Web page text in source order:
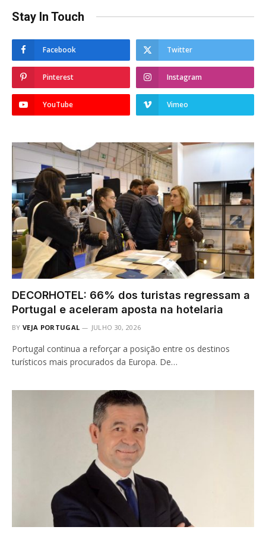
Stay In Touch
Facebook Twitter
Pinterest Instagram
YouTube Vimeo
DECORHOTEL: 66% dos turistas regressam a
Portugal e aceleram aposta na hotelaria
BY VEJA PORTUGAL JULHO 30, 2026
Portugal continua a reforçar a posição entre os destinos
turísticos mais procurados da Europa. De…